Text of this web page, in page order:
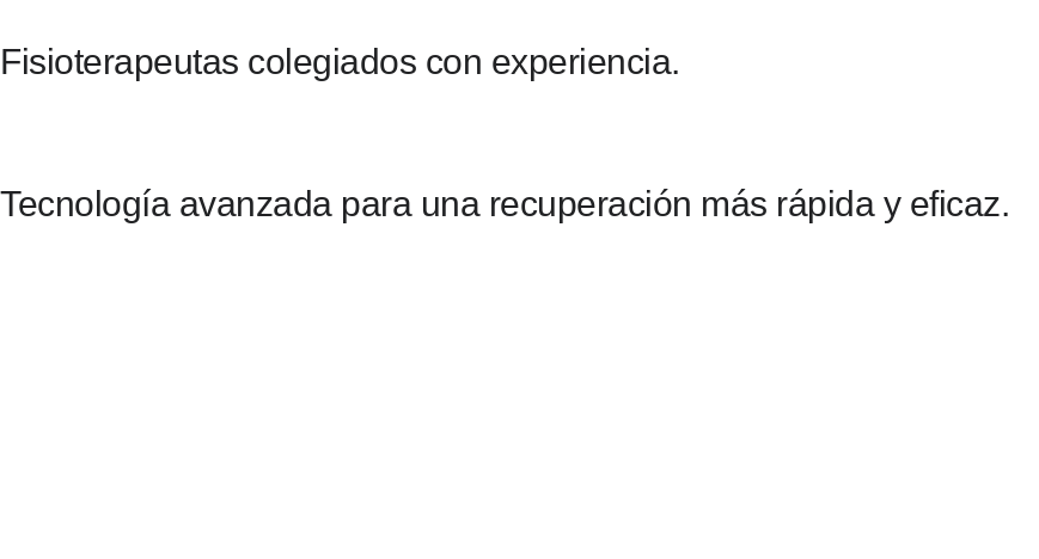
Fisioterapeutas colegiados con experiencia.
Tecnología avanzada para una recuperación más rápida y eficaz.